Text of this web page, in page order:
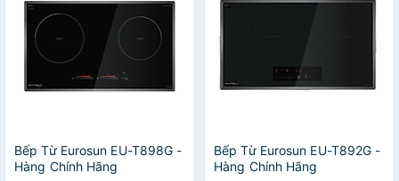
Bếp Từ Eurosun EU-T898G -
Hàng Chính Hãng
Bếp Từ Eurosun EU-T892G -
Hàng Chính Hãng